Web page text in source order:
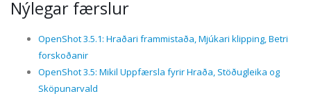
Nýlegar færslur
OpenShot 3.5.1: Hraðari frammistaða, Mjúkari klipping, Betri
forskoðanir
OpenShot 3.5: Mikil Uppfærsla fyrir Hraða, Stöðugleika og
Sköpunarvald